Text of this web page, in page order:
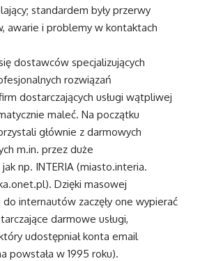
standardem były przerwy
awarie i problemy w kontaktach
dostawców specjalizujących
rozwiązań
dostarczających usługi wątpliwej
maleć. Na początku
głównie z darmowych
m.in. przez duże
np. INTERIA (miasto.interia.
Dzięki masowej
internautów zaczęły one wypierać
darmowe usługi,
udostępniał konta email
powstała w 1995 roku).